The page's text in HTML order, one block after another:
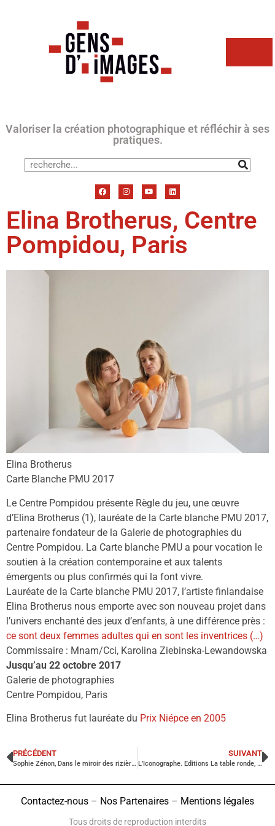
Valoriser la création photographique et réfléchir à ses
pratiques.
Elina Brotherus, Centre
Pompidou, Paris
Elina Brotherus
Carte Blanche PMU 2017
Le Centre Pompidou présente Règle du jeu, une œuvre
d’Elina Brotherus (1), lauréate de la Carte blanche PMU 2017,
partenaire fondateur de la Galerie de photographies du
Centre Pompidou. La Carte blanche PMU a pour vocation le
soutien à la création contemporaine et aux talents
émergents ou plus confirmés qui la font vivre.
Lauréate de la Carte blanche PMU 2017, l’artiste finlandaise
Elina Brotherus nous emporte avec son nouveau projet dans
l’univers enchanté des jeux d’enfants, à une différence près :
ce sont deux femmes adultes qui en sont les inventrices (…)
Commissaire : Mnam/Cci, Karolina Ziebinska-Lewandowska
Jusqu’au 22 octobre 2017
Galerie de photographies
Centre Pompidou, Paris
Elina Brotherus fut lauréate du Prix Niépce en 2005
PRÉCÉDENT
Sophie Zénon, Dans le miroir des rizières, Paris.
SUIVANT
L’Iconographe. Editions La table ronde, Paris
Contactez-nous – Nos Partenaires – Mentions légales
Tous droits de reproduction interdits